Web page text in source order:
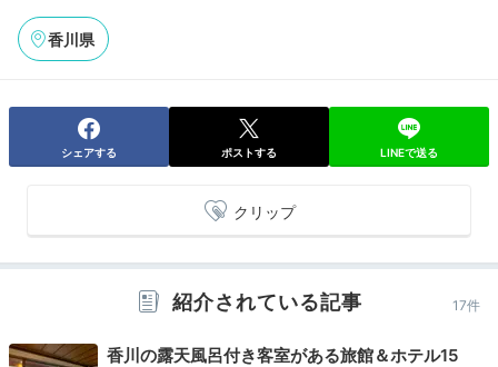
たっぷりの夕食をいただけます。ダイニング「穀雨」
で、料理長自慢の彩り豊かな食事や地酒・地ビールもし
っかり堪能できますよ。詳しくは公式HPをチェック。
夕食は「穀雨」でいただきました。料理長の手作りのいりこだしの
いお料理があるためまた訪れたくなります。
香川県
シェアする ポストする LINEで送る
クリップ
紹介されている記事 17件
香川の露天風呂付き客室がある旅館＆ホテル15